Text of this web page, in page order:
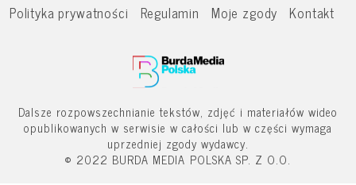
Polityka prywatności
Regulamin Moje zgody Kontakt
Dalsze rozpowszechnianie tekstów, zdjęć i materiałów wideo
opublikowanych w serwisie w całości lub w części wymaga
uprzedniej zgody wydawcy.
© 2022 BURDA MEDIA POLSKA SP. Z O.O.